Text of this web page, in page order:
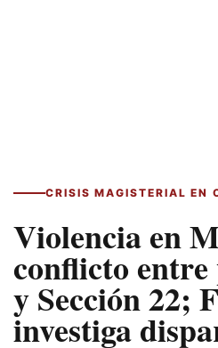
CRISIS MAGISTERIAL EN
Violencia en
conflicto
y Sección 22;
investiga